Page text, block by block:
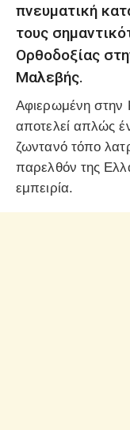
πνευματική
τους
Ορθοδοξίας
Μαλεβής.
Αφιερωμένη στην
αποτελεί απλώς
ζωντανό τόπο
παρελθόν της
εμπειρία.